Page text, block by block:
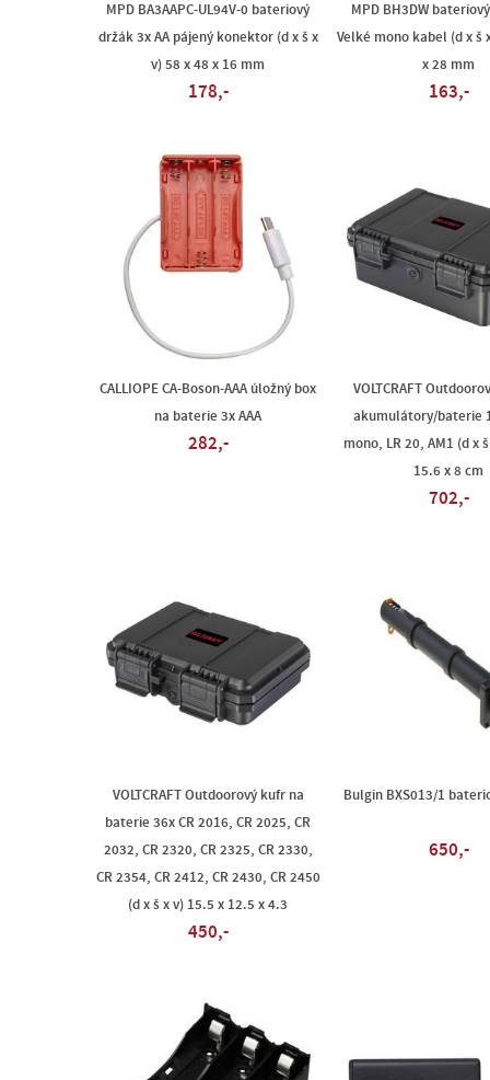
MPD BA3AAPC-UL94V-0 bateriový
držák 3x AA pájený konektor (d x š x
v) 58 x 48 x 16 mm
178,-
MPD BH3DW
Velké mono kabel (d x š
x 28 mm
163,-
CALLIOPE CA-Boson-AAA úložný box
na baterie 3x AAA
282,-
VOLTCRAFT
akumulátory/baterie
mono, LR 20, AM1 (d x
15.6 x 8 cm
702,-
VOLTCRAFT Outdoorový kufr na
baterie 36x CR 2016, CR 2025, CR
2032, CR 2320, CR 2325, CR 2330,
CR 2354, CR 2412, CR 2430, CR 2450
(d x š x v) 15.5 x 12.5 x 4.3
450,-
Bulgin BXS013/1
650,-